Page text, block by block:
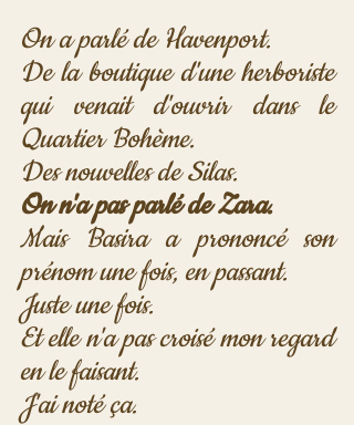
On a parlé de Havenport.
De la boutique d'une herboriste
qui venait d'ouvrir dans le
Quartier Bohème.
Des nouvelles de Silas.
On n'a pas parlé de Zara.
Mais Basira a prononcé son
prénom une fois, en passant.
Juste une fois.
Et elle n'a pas croisé mon regard
en le faisant.
J'ai noté ça.